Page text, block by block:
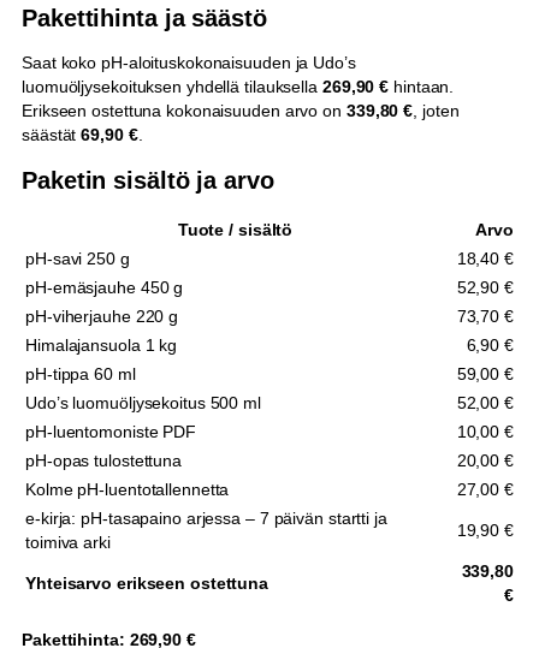
ä
r
ä
Pakettihinta ja säästö
Saat koko pH-aloituskokonaisuuden ja Udo’s
luomuöljysekoituksen yhdellä tilauksella 269,90 € hintaan.
Erikseen ostettuna kokonaisuuden arvo on 339,80 €, joten
säästät69,90 €.
Paketin sisältö ja arvo
Tuote / sisältö
Arvo
pH-savi 250 g
18,40 €
pH-emäsjauhe 450 g
52,90 €
pH-viherjauhe 220 g
73,70 €
Himalajansuola 1 kg
6,90 €
pH-tippa 60 ml
59,00 €
Udo’s luomuöljysekoitus 500 ml
52,00 €
pH-luentomoniste PDF
10,00 €
pH-opas tulostettuna
20,00 €
Kolme pH-luentotallennetta
27,00 €
e-kirja: pH-tasapaino arjessa – 7 päivän startti ja
toimiva arki
19,90 €
Yhteisarvo erikseen ostettuna
339,80
€
Pakettihinta: 269,90 €